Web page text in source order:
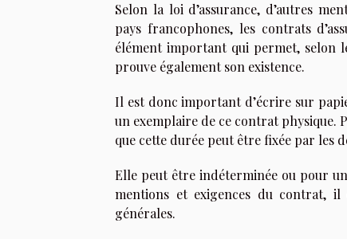
Selon la loi d’assurance, d’autres
pays francophones, les contrats
élément important qui permet, selon
prouve également son existence.
Il est donc important d’écrire sur
un exemplaire de ce contrat physique.
que cette durée peut être fixée par les
Elle peut être indéterminée ou pour
mentions et exigences du contrat,
générales.